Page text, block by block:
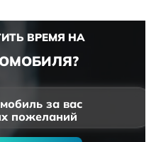
ВРЕМЯ НА
за вас
пожеланий